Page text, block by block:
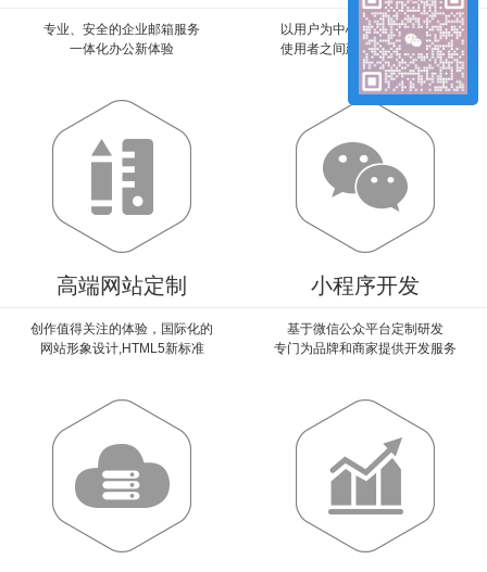
专业、安全的企业邮箱服务
一体化办公新体验
以用户为中心，让产品和它的
使用者之间建立一种有机关系
高端网站定制
创作值得关注的体验，国际化的
网站形象设计,HTML5新标准
小程序开发
基于微信公众平台定制研发
专门为品牌和商家提供开发服务